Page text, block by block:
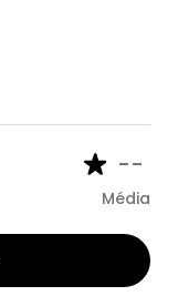
--
Média